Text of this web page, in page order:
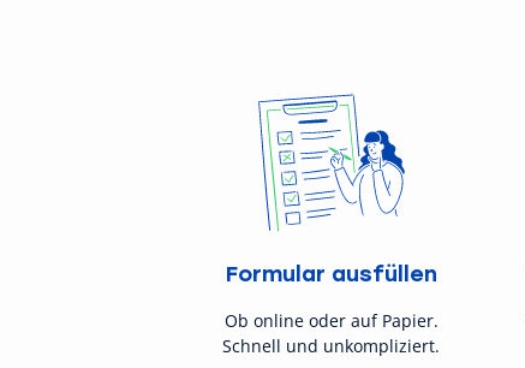
Formular ausfüllen
Ob online oder auf Papier.
Schnell und unkompliziert.